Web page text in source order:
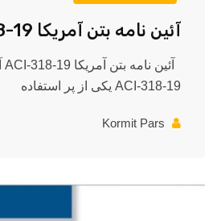
آئین نامه بتن آمریکا ACI-318-19
ACI-318-19 یکی از پر استفاده
Kormit Pars